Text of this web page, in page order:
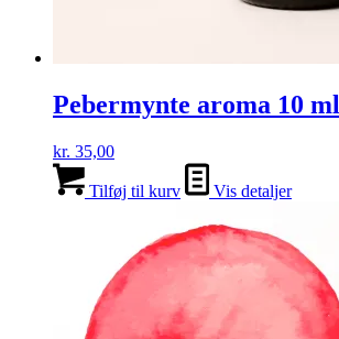
Pebermynte aroma 10 ml
kr. 35,00
Tilføj til kurv Vis detaljer